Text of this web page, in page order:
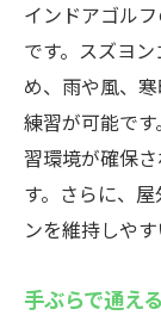
インドアゴル
です。スズヨ
め、雨や風、
練習が可能で
習環境が確保
す。さらに、
ンを維持しや
手ぶらで通え